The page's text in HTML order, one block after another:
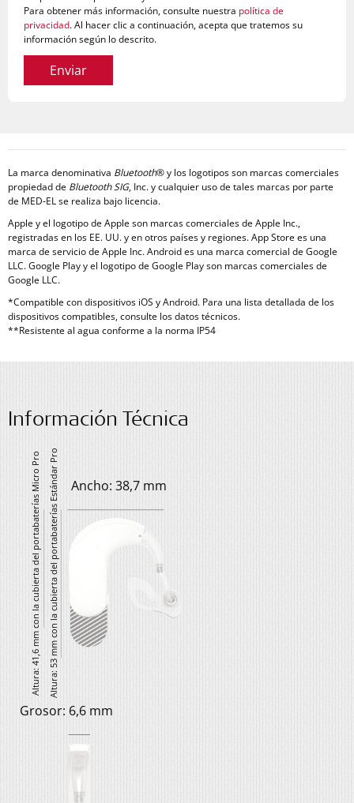
Para obtener más información, consulte nuestra política de
privacidad. Al hacer clic a continuación, acepta que tratemos su
información según lo descrito.
Enviar
La marca denominativa Bluetooth® y los logotipos son marcas comerciales
propiedad de Bluetooth SIG, Inc. y cualquier uso de tales marcas por parte
de MED‑EL se realiza bajo licencia.
Apple y el logotipo de Apple son marcas comerciales de Apple Inc.,
registradas en los EE. UU. y en otros países y regiones. App Store es una
marca de servicio de Apple Inc. Android es una marca comercial de Google
LLC. Google Play y el logotipo de Google Play son marcas comerciales de
Google LLC.
*Compatible con dispositivos iOS y Android. Para una lista detallada de los
dispositivos compatibles, consulte los datos técnicos.
**Resistente al agua conforme a la norma IP54
Información Técnica
Ancho: 38,7 mm
Altura: 53 mm con la cubierta del portabaterías Estándar Pro
Altura: 41,6 mm con la cubierta del portabaterías Micro Pro
Grosor: 6,6 mm